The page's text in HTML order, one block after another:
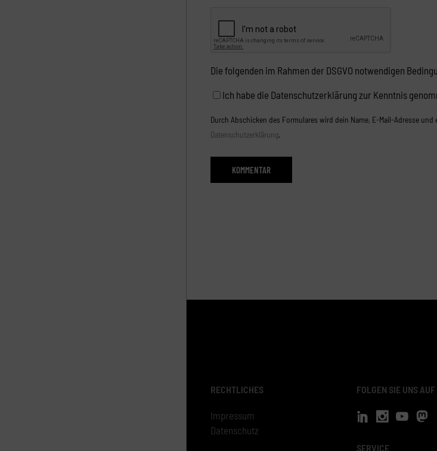
Die folgenden im Rahmen der DSGVO notwendigen
Ich habe die Datenschutzerklärung zur Kenntnis
Durch Abschicken des Formulares wird dein Name, E-Mail-Adresse
Datenschutzerklärung.
RECHTLICHES
Impressum
Datenschutz
FOLGEN SIE UNS AUF
SERVICE